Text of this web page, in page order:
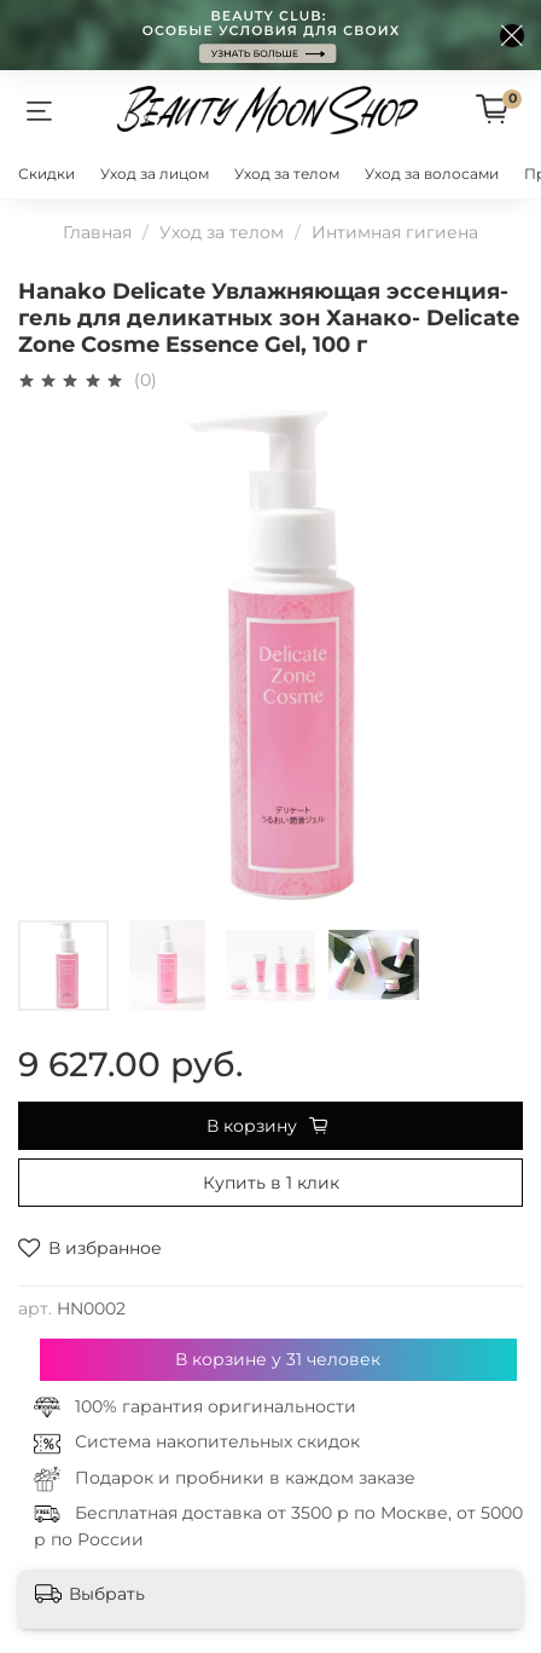
0
Скидки Уход за лицом Уход за телом Уход за волосами
Главная Уход за телом Интимная гигиена
Hanako Delicate Увлажняющая эссенция-
гель для деликатных зон Ханако- Delicate
Zone Cosme Essence Gel, 100 г
(0)
В избранное
арт. HN0002
9 627.00 руб.
В корзину
Купить в 1 клик
В корзине у31 человек
100% гарантия оригинальности
Система накопительных скидок
Подарок и пробники в каждом заказе
Бесплатная доставка от 3500 р по Москве, от 5000
р по России
Выбрать